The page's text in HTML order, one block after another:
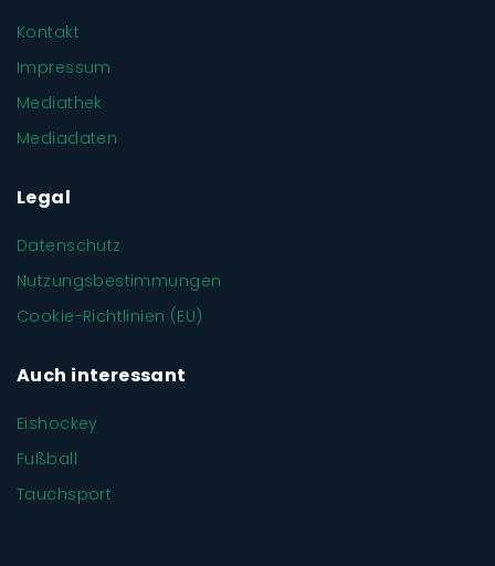
Kontakt
Impressum
Mediathek
Mediadaten
Legal
Datenschutz
Nutzungsbestimmungen
Cookie-Richtlinien (EU)
Auch interessant
Eishockey
Fußball
Tauchsport